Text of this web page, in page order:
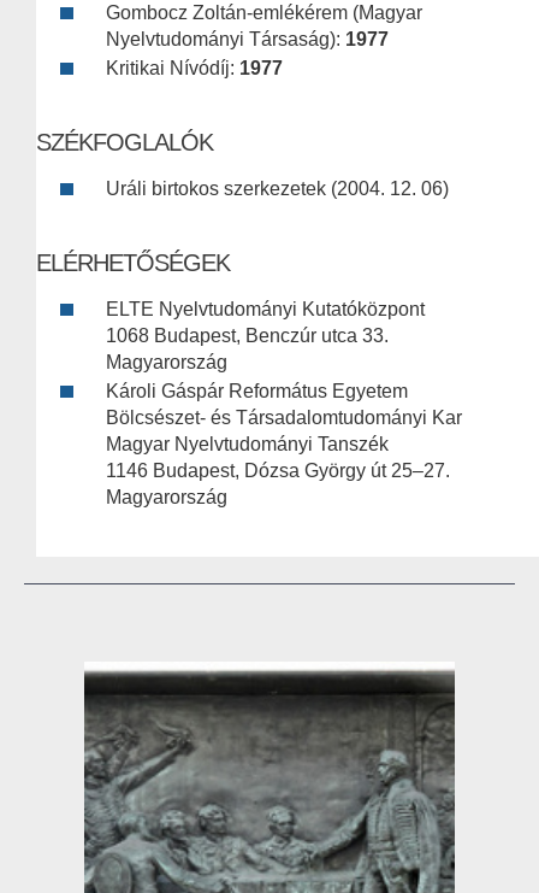
Gombocz Zoltán-emlékérem (Magyar
Nyelvtudományi Társaság): 1977
Kritikai Nívódíj: 1977
SZÉKFOGLALÓK
Uráli birtokos szerkezetek (2004. 12. 06)
ELÉRHETŐSÉGEK
ELTE Nyelvtudományi Kutatóközpont
1068 Budapest, Benczúr utca 33.
Magyarország
Károli Gáspár Református Egyetem
Bölcsészet- és Társadalomtudományi Kar
Magyar Nyelvtudományi Tanszék
1146 Budapest, Dózsa György út 25–27.
Magyarország